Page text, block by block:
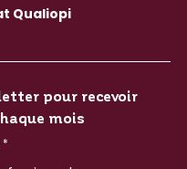
Qualiopi
pour recevoir
mois
*